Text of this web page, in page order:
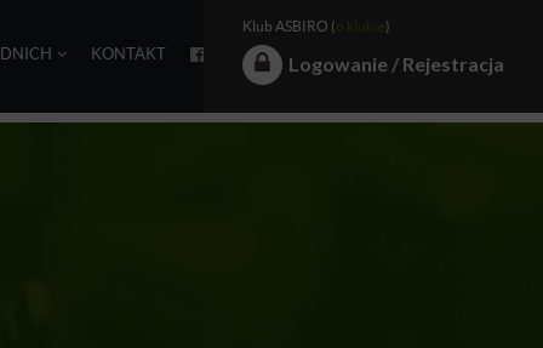
KONTAKT
Klub ASBIRO ( o klubie)
Logowanie / Rejestracja